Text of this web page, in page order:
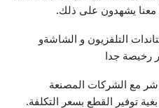
معنا يشهدون على ذلك.
التلفزيون و الشاشةو
رخيصة جدا
مع الشركات المصنعة
توفير القطع بسعر التكلفة.